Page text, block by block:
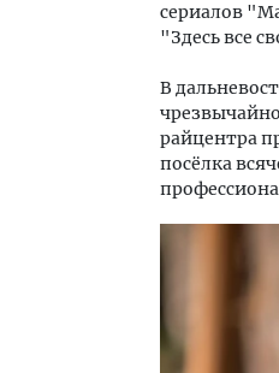
сериалов
"Здесь все
В
райцентра
посёлка